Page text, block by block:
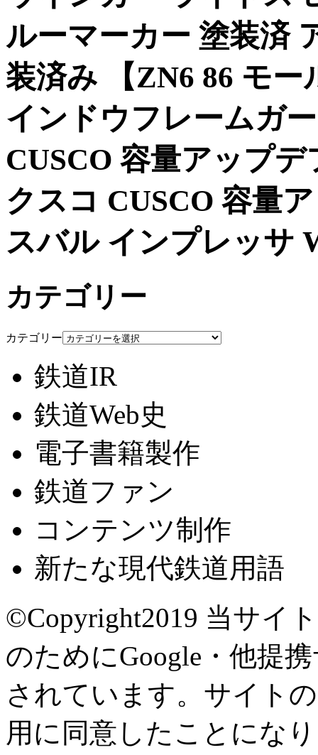
ルーマーカー 塗装済
装済み 【ZN6 86 モー
インドウフレームガ
CUSCO 容量アップ
クスコ CUSCO 容量
スバル インプレッサ
カテゴリー
カテゴリー
鉄道IR
鉄道Web史
電子書籍製作
鉄道ファン
コンテンツ制作
新たな現代鉄道用語
©Copyright2019 当サイ
のためにGoogle・他提
されています。サイト
用に同意したことにな